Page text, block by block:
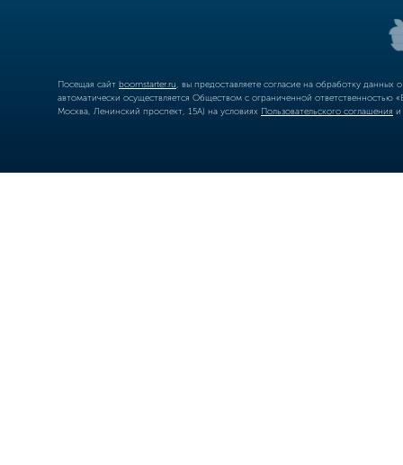
Посещая сайт boomstarter.ru , вы предоставляете согласие на обработку
автоматически осуществляется Обществом с ограниченной
Москва, Ленинский проспект, 15А) на условиях Пользовательского соглашения и